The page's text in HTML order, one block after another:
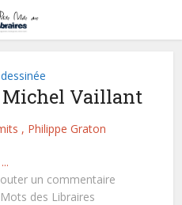
Michel Vaillant
, Philippe Graton
...
un commentaire
des Libraires